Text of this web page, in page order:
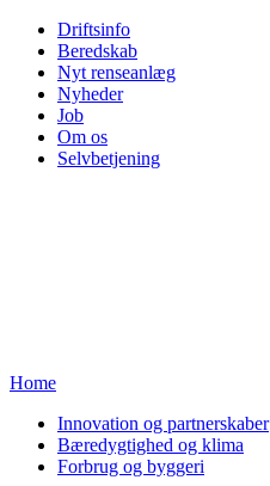
Driftsinfo
Beredskab
Nyt renseanlæg
Nyheder
Job
Om os
Selvbetjening
Home
Innovation og partnerskaber
Bæredygtighed og klima
Forbrug og byggeri